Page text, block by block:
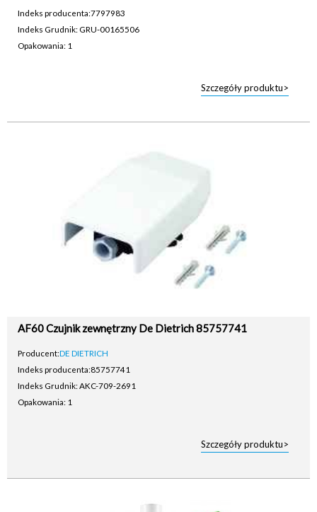
Indeks producenta:7797983
Indeks Grudnik: GRU-00165506
Opakowania: 1
Szczegóły produktu>
AF60 Czujnik zewnętrzny De Dietrich 85757741
Producent:DE DIETRICH
Indeks producenta:85757741
Indeks Grudnik: AKC-709-2691
Opakowania: 1
Szczegóły produktu>